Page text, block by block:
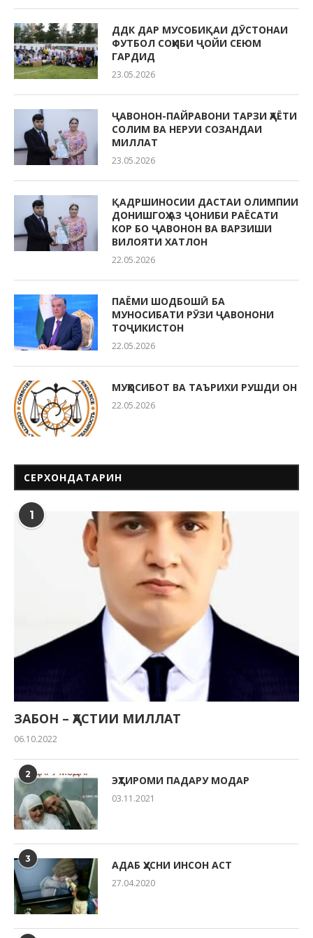
ДДК ДАР МУСОБИҚАИ ДӮСТОНАИ
ФУТБОЛ СОҲИБИ ҶОЙИ СЕЮМ
ГАРДИД
23.05.2026
ҶАВОНОН-ПАЙРАВОНИ ТАРЗИ ҲАЁТИ
СОЛИМ ВА НЕРУИ СОЗАНДАИ
МИЛЛАТ
23.05.2026
ҚАДРШИНОСИИ ДАСТАИ ОЛИМПИИ
ДОНИШГОҲ АЗ ҶОНИБИ РАЁСАТИ
КОР БО ҶАВОНОН ВА ВАРЗИШИ
ВИЛОЯТИ ХАТЛОН
22.05.2026
ПАЁМИ ШОДБОШӢ БА
МУНОСИБАТИ РӮЗИ ҶАВОНОНИ
ТОҶИКИСТОН
22.05.2026
МУҲОСИБОТ ВА ТАЪРИХИ РУШДИ ОН
22.05.2026
СЕРХОНДАТАРИН
1
ЗАБОН – ҲАСТИИ МИЛЛАТ
06.10.2022
2 ЭҲТИРОМИ ПАДАРУ МОДАР
03.11.2021
3 АДАБ ҲУСНИ ИНСОН АСТ
27.04.2020